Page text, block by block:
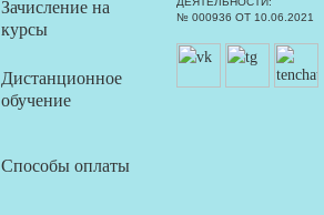
Зачисление на
курсы
Дистанционное
обучение
Способы оплаты
№ 000936 ОТ 10.06.2021